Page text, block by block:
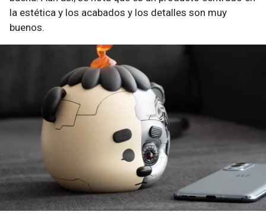
la estética y los acabados y los detalles son muy
buenos.